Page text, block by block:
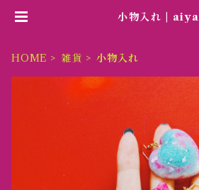
小物入れ | aiya
HOME 雑貨 小物入れ